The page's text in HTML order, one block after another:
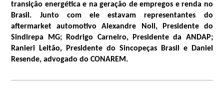
transição energética e na geração de empregos e renda no
Brasil. Junto com ele estavam representantes do
aftermarket automotivo Alexandre Noll, Presidente do
Sindirepa MG; Rodrigo Carneiro, Presidente da ANDAP;
Ranieri Leitão, Presidente do Sincopeças Brasil e Daniel
Resende, advogado do CONAREM.